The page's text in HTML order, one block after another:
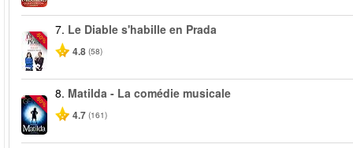
-50%
7. Le Diable s'habille en Prada
4.8 (58)
-50%
8. Matilda - La comédie musicale
4.7 (161)